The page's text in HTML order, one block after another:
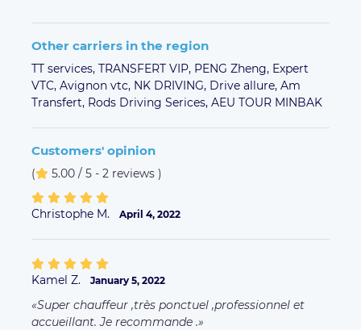
Other carriers in the region
TT services, TRANSFERT VIP, PENG Zheng, Expert
VTC, Avignon vtc, NK DRIVING, Drive allure, Am
Transfert, Rods Driving Serices, AEU TOUR MINBAK
Customers' opinion
( 5.00 / 5 - 2 reviews )
Christophe M. April 4, 2022
Kamel Z. January 5, 2022
Super chauffeur ,très ponctuel ,professionnel et
accueillant. Je recommande .